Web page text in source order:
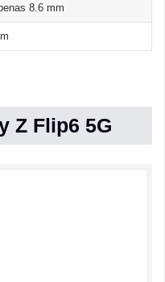
8.6 mm
Z Flip6 5G